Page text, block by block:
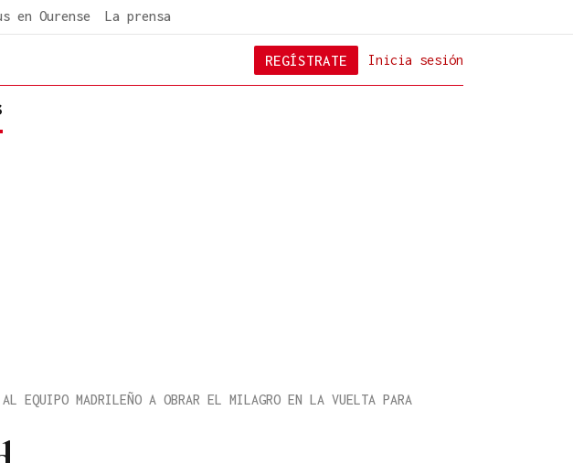
en Ourense La prensa
Inicia sesión
REGÍSTRATE
EQUIPO MADRILEÑO A OBRAR EL MILAGRO EN LA VUELTA PARA